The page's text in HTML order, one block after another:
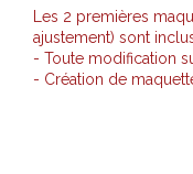
Les 2 premières
ajustement) sont
- Toute modification
- Création de